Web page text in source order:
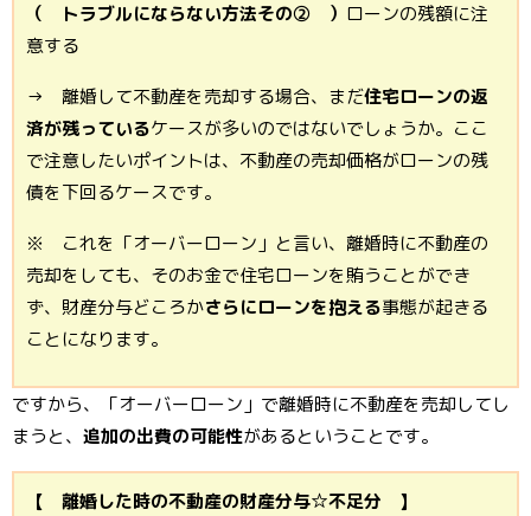
（ トラブルにならない方法その② ） ローンの残額に注
意する
→ 離婚して不動産を売却する場合、まだ住宅ローンの返
済が残っているケースが多いのではないでしょうか。ここ
で注意したいポイントは、不動産の売却価格がローンの残
債を下回るケースです。
※ これを「オーバーローン」と言い、離婚時に不動産の
売却をしても、そのお金で住宅ローンを賄うことができ
ず、財産分与どころかさらにローンを抱える事態が起きる
ことになります。
ですから、「オーバーローン」で離婚時に不動産を売却してし
まうと、 追加の出費の可能性があるということです。
【 離婚した時の不動産の財産分与☆不足分 】